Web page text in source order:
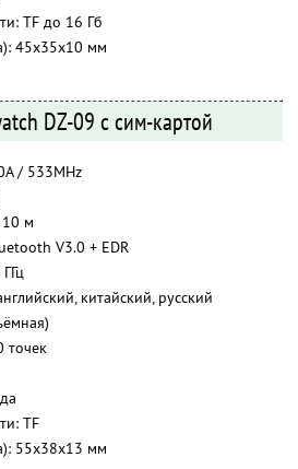
TF до 16 Гб
45х35х10 мм
DZ-09 с сим-картой
/ 533MHz
10 м
V3.0 + EDR
китайский, русский
точек
TF
55х38х13 мм